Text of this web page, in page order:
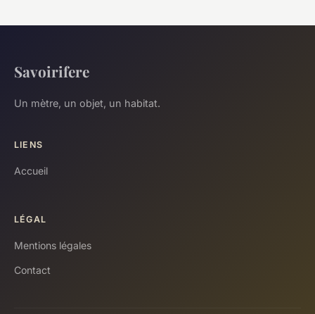
Savoirifere
Un mètre, un objet, un habitat.
LIENS
Accueil
LÉGAL
Mentions légales
Contact